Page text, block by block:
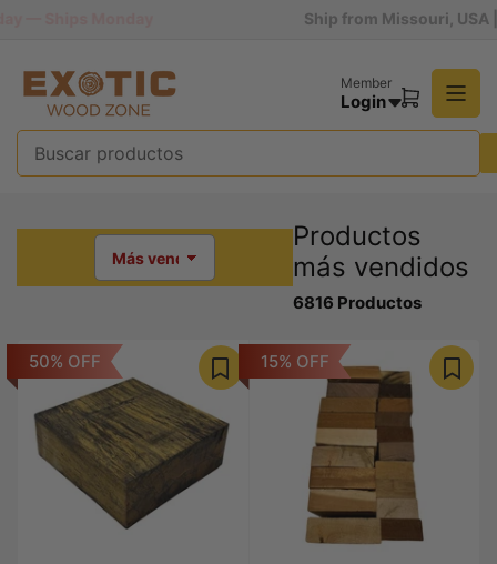
Ship from Missouri, USA | 90 Days Easy Return
Member
Login
Abrir
cesta
O
r
r
p
o
r
Productos
más vendidos
6816 Productos
50% OFF 15% OFF